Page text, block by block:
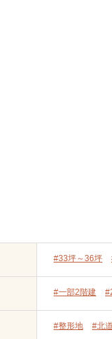
#33坪～36坪
#一部2階建
#整形地 #北